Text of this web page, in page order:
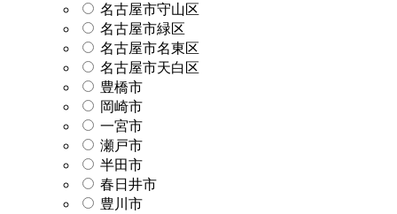
名古屋市守山区
名古屋市緑区
名古屋市名東区
名古屋市天白区
豊橋市
岡崎市
一宮市
瀬戸市
半田市
春日井市
豊川市